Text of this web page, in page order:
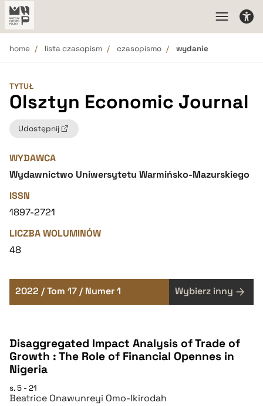
home lista czasopism czasopismo wydanie
TYTUŁ
Olsztyn Economic Journal
Udostępnij
WYDAWCA
Wydawnictwo Uniwersytetu Warmińsko-Mazurskiego
ISSN
1897-2721
LICZBA WOLUMINÓW
48
2022 / Tom 17 / Numer 1 Wybierz inny
Disaggregated Impact Analysis of Trade of
Growth : The Role of Financial Opennes in
Nigeria
s. 5 - 21
Beatrice Onawunreyi Omo-Ikirodah